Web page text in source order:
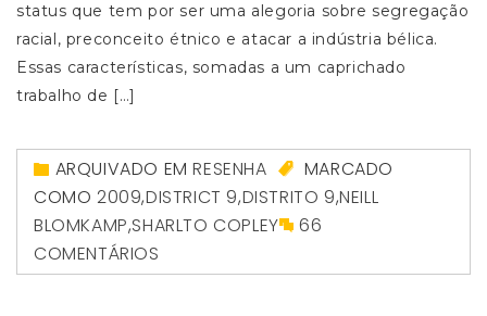
status que tem por ser uma alegoria sobre segregação
racial, preconceito étnico e atacar a indústria bélica.
Essas características, somadas a um caprichado
trabalho de […]
ARQUIVADO EMRESENHA
MARCADO
COMO 2009,DISTRICT 9,DISTRITO 9,NEILL
BLOMKAMP,SHARLTO COPLEY
66
COMENTÁRIOS